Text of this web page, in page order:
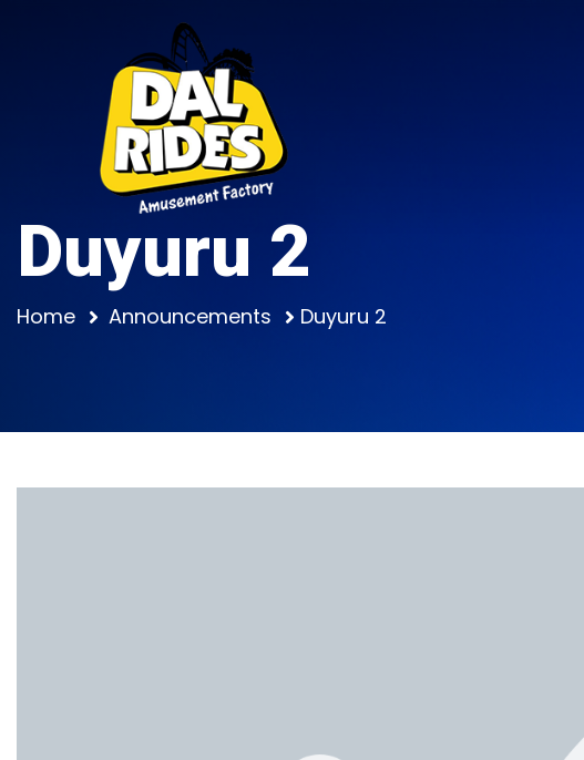
Duyuru 2
Home Announcements Duyuru 2